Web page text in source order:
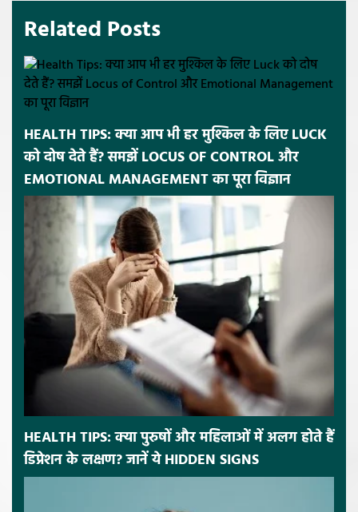
Related Posts
HEALTH TIPS: क्या आप भी हर मुश्किल के लिए LUCK
को दोष देते हैं? समझें LOCUS OF CONTROL और
EMOTIONAL MANAGEMENT का पूरा विज्ञान
HEALTH TIPS: क्या पुरुषों और महिलाओं में अलग होते हैं
डिप्रेशन के लक्षण? जानें ये HIDDEN SIGNS